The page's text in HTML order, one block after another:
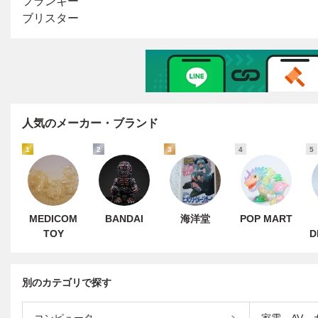
人気のメーカー・ブランド
1
MEDICOM
TOY
2
BANDAI
3
海洋堂
4
POP MART
5
別のカテゴリで探す